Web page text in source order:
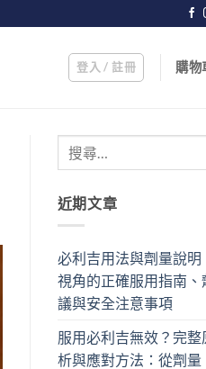
登入 / 註冊 購物
近期文章
必利吉用法與劑量說明
視角的正確服用指南、
議與安全注意事項
服用必利吉無效？完整
析與應對方法：從劑量